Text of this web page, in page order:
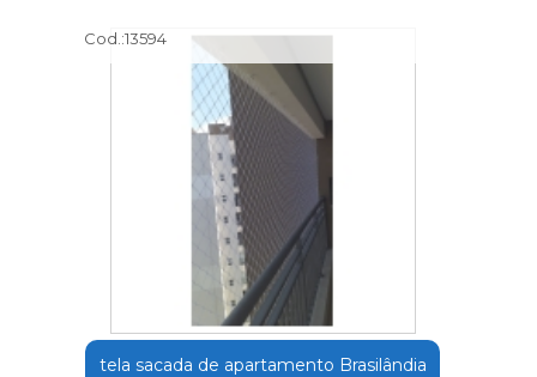
Cod.:13594
tela sacada de apartamento Brasilândia